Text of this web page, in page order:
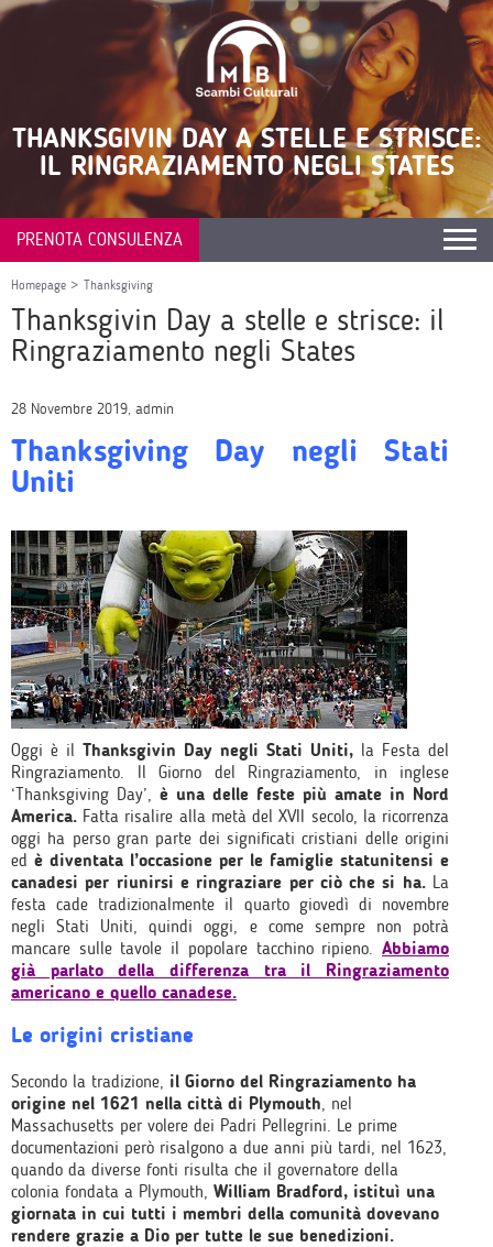
THANKSGIVIN DAY A STELLE E STRISCE:
IL RINGRAZIAMENTO NEGLI STATES
PRENOTA CONSULENZA
Homepage > Thanksgiving
Thanksgivin Day a stelle e strisce: il
Ringraziamento negli States
28 Novembre 2019, admin
Thanksgiving Day negli Stati
Uniti
Oggi è il Thanksgivin Day negli Stati Uniti, la Festa del
Ringraziamento. Il Giorno del Ringraziamento, in inglese
‘Thanksgiving Day’, è una delle feste più amate in Nord
America. Fatta risalire alla metà del XVII secolo, la ricorrenza
oggi ha perso gran parte dei significati cristiani delle origini
ed è diventata l’occasione per le famiglie statunitensi e
canadesi per riunirsi e ringraziare per ciò che si ha.La
festa cade tradizionalmente il quarto giovedì di novembre
negli Stati Uniti, quindi oggi, e come sempre non potrà
mancare sulle tavole il popolare tacchino ripieno. Abbiamo
già parlato della differenza tra il Ringraziamento
americano e quello canadese.
Le origini cristiane
Secondo la tradizione, il Giorno del Ringraziamento ha
origine nel 1621 nella città di Plymouth, nel
Massachusetts per volere dei Padri Pellegrini. Le prime
documentazioni però risalgono a due anni più tardi, nel 1623,
quando da diverse fonti risulta che il governatore della
colonia fondata a Plymouth, William Bradford, istituì una
giornata in cui tutti i membri della comunità dovevano
rendere grazie a Dio per tutte le sue benedizioni.